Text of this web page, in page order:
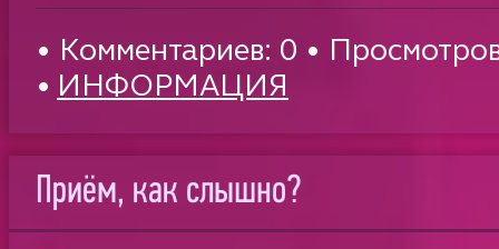
• Комментариев: 0 •
• ИНФОРМАЦИЯ
Приём, как слышно?